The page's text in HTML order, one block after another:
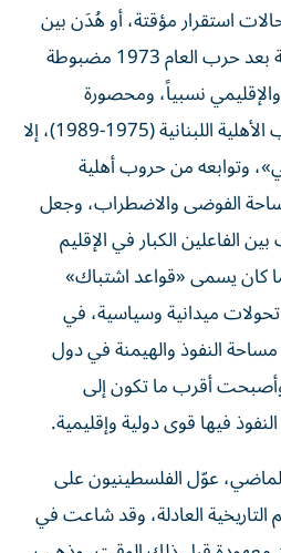
استقرار مؤقتة، أو هُدَن بين
حروب، ولئن بقيت المنطقة بعد حرب العام 1973 مضبوطة
نسبياً، ومحصورة
جغرافياً، كما في حال الحرب الأهلية اللبنانية (1975-1989)، إلا
وتوابعه من حروب أهلية
الفوضى والاضطراب، وجعل
الفاعلين الكبار في الإقليم
يسمى «قواعد اشتباك»
ميدانية وسياسية، في
مساحة النفوذ والهيمنة في دول
أقرب ما تكون إلى
فيها قوى دولية وإقليمية.
عوّل الفلسطينيون على
العادلة، وقد شاعت في